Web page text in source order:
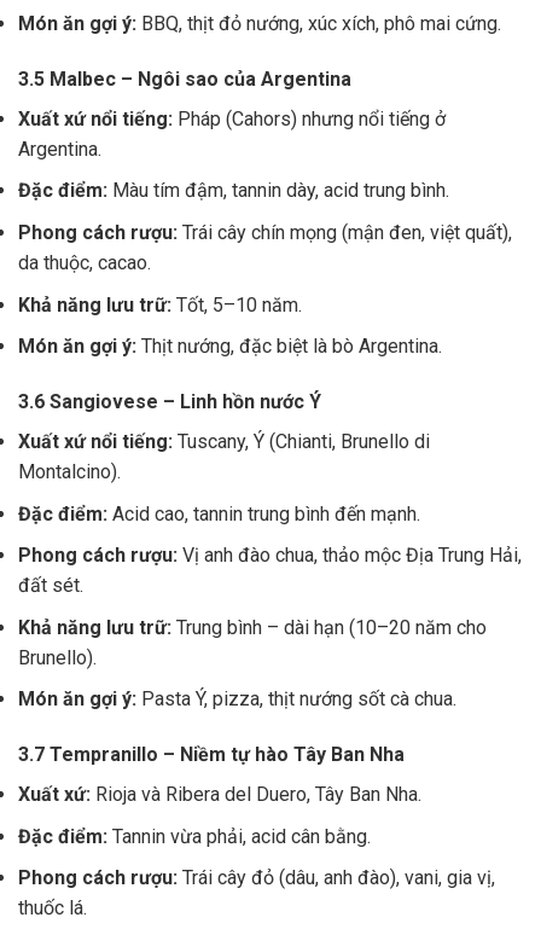
Món ăn gợi ý: BBQ, thịt đỏ nướng, xúc xích, phô mai cứng.
3.5 Malbec – Ngôi sao của Argentina
Xuất xứ nổi tiếng: Pháp (Cahors) nhưng nổi tiếng ở
Argentina.
Đặc điểm: Màu tím đậm, tannin dày, acid trung bình.
Phong cách rượu: Trái cây chín mọng (mận đen, việt quất),
da thuộc, cacao.
Khả năng lưu trữ: Tốt, 5–10 năm.
Món ăn gợi ý: Thịt nướng, đặc biệt là bò Argentina.
3.6 Sangiovese – Linh hồn nước Ý
Xuất xứ nổi tiếng: Tuscany, Ý (Chianti, Brunello di
Montalcino).
Đặc điểm: Acid cao, tannin trung bình đến mạnh.
Phong cách rượu: Vị anh đào chua, thảo mộc Địa Trung Hải,
đất sét.
Khả năng lưu trữ: Trung bình – dài hạn (10–20 năm cho
Brunello).
Món ăn gợi ý: Pasta Ý, pizza, thịt nướng sốt cà chua.
3.7 Tempranillo – Niềm tự hào Tây Ban Nha
Xuất xứ: Rioja và Ribera del Duero, Tây Ban Nha.
Đặc điểm: Tannin vừa phải, acid cân bằng.
Phong cách rượu: Trái cây đỏ (dâu, anh đào), vani, gia vị,
thuốc lá.